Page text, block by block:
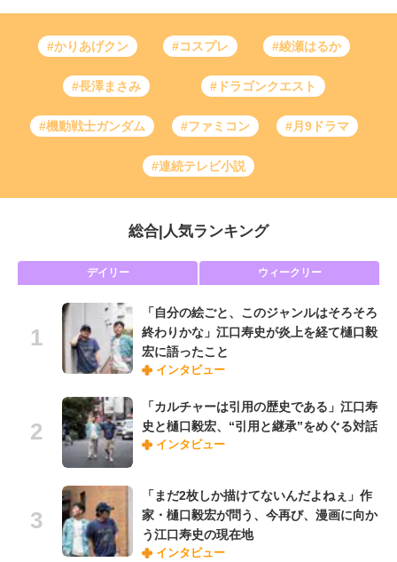
#かりあげクン #コスプレ #綾瀬はるか
#長澤まさみ #ドラゴンクエスト
#機動戦士ガンダム #ファミコン #月9ドラマ
#連続テレビ小説
総合 人気ランキング
デイリー ウィークリー
「自分の絵ごと、このジャンルはそろそろ
終わりかな」江口寿史が炎上を経て樋口毅
宏に語ったこと
インタビュー
「カルチャーは引用の歴史である」江口寿
史と樋口毅宏、“引用と継承”をめぐる対話
インタビュー
「まだ2枚しか描けてないんだよねぇ」作
家・樋口毅宏が問う、今再び、漫画に向か
う江口寿史の現在地
インタビュー